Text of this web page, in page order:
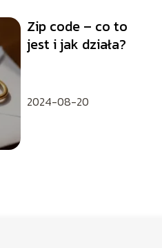
Zip code – co to
jest i jak działa?
2024-08-20